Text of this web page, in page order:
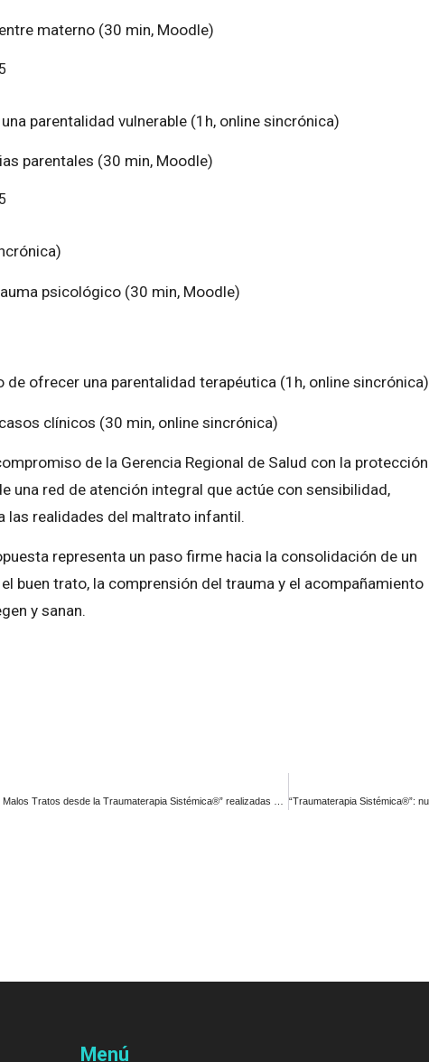
materno (30 min, Moodle)
parentalidad vulnerable (1h, online sincrónica)
parentales (30 min, Moodle)
psicológico (30 min, Moodle)
ofrecer una parentalidad terapéutica (1h, online sincrónica)
clínicos (30 min, online sincrónica)
de la Gerencia Regional de Salud con la protección
una red de atención integral que actúe con sensibilidad,
las realidades del maltrato infantil.
representa un paso firme hacia la consolidación de un
buen trato, la comprensión del trauma y el acompañamiento
y sanan.
Menú